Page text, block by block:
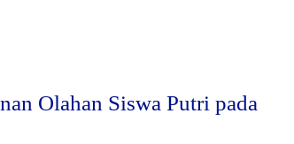
Olahan Siswa Putri pada